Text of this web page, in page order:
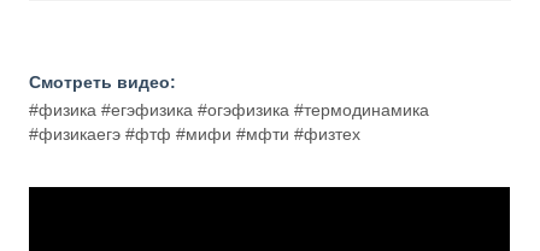
Смотреть видео:
#физика #егэфизика #огэфизика #термодинамика
#физикаегэ #фтф #мифи #мфти #физтех